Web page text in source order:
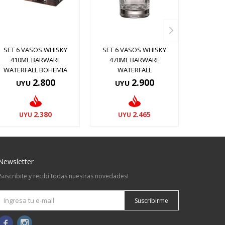
SET 6 VASOS WHISKY
410ML BARWARE
WATERFALL BOHEMIA
UYU 2.800
UYU 2.380
SET 6 VASOS WHISKY
470ML BARWARE
WATERFALL
UYU 2.900
UYU 2.465
y recibí todas nuestras novedades!
Suscribirme
 